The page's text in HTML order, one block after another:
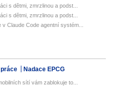
s dětmi, zmrzlinou a podst...
s dětmi, zmrzlinou a podst...
Claude Code agentní systém...
Nadace EPCG
sítí vám zablokuje to...